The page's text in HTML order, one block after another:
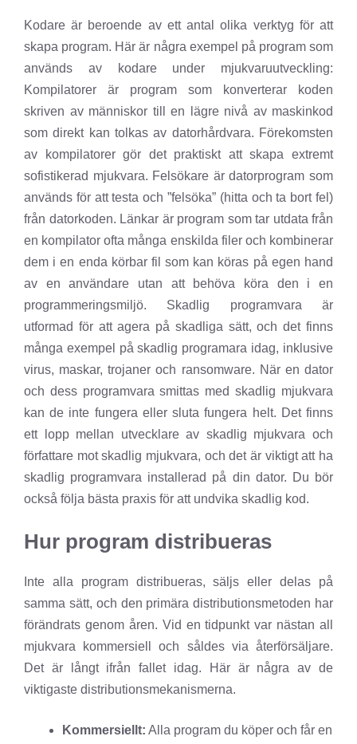
Kodare är beroende av ett antal olika verktyg för att
skapa program. Här är några exempel på program som
används av kodare under mjukvaruutveckling:
Kompilatorer är program som konverterar koden
skriven av människor till en lägre nivå av maskinkod
som direkt kan tolkas av datorhårdvara. Förekomsten
av kompilatorer gör det praktiskt att skapa extremt
sofistikerad mjukvara. Felsökare är datorprogram som
används för att testa och ”felsöka” (hitta och ta bort fel)
från datorkoden. Länkar är program som tar utdata från
en kompilator ofta många enskilda filer och kombinerar
dem i en enda körbar fil som kan köras på egen hand
av en användare utan att behöva köra den i en
programmeringsmiljö. Skadlig programvara är
utformad för att agera på skadliga sätt, och det finns
många exempel på skadlig programara idag, inklusive
virus, maskar, trojaner och ransomware. När en dator
och dess programvara smittas med skadlig mjukvara
kan de inte fungera eller sluta fungera helt. Det finns
ett lopp mellan utvecklare av skadlig mjukvara och
författare mot skadlig mjukvara, och det är viktigt att ha
skadlig programvara installerad på din dator. Du bör
också följa bästa praxis för att undvika skadlig kod.
Hur program distribueras
Inte alla program distribueras, säljs eller delas på
samma sätt, och den primära distributionsmetoden har
förändrats genom åren. Vid en tidpunkt var nästan all
mjukvara kommersiell och såldes via återförsäljare.
Det är långt ifrån fallet idag. Här är några av de
viktigaste distributionsmekanismerna.
Kommersiellt: Alla program du köper och får en